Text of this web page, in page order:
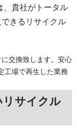
、貴社がトータル
きるリサイクル
交換致します。安心
工場で再生した業務
リサイクル